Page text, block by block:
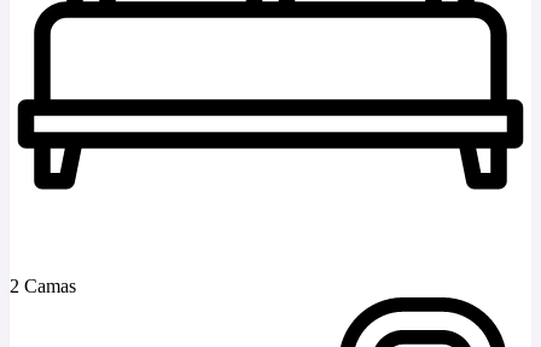
2 Camas